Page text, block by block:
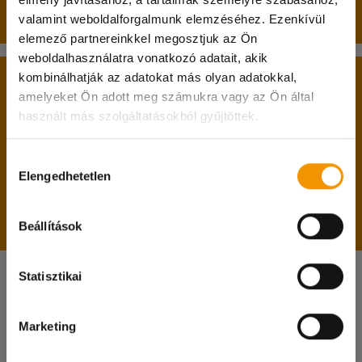
valamint weboldalforgalmunk elemzéséhez. Ezenkívül
elemező partnereinkkel megosztjuk az Ön
weboldalhasználatra vonatkozó adatait, akik
kombinálhatják az adatokat más olyan adatokkal,
amelyeket Ön adott meg számukra vagy az Ön által
használt más szolgáltatásokból gyűjtöttek.
kiválasztása
Elengedhetetlen
Beállítások
Statisztikai
Marketing
Kedves Diákok!
A 08.08-i munkanapon irodánk zárva tart és
Megértéseteket köszönjük!
Passzív féléves hallgatók jelentkezését is várjuk!
A belépéshez feltétlenül hozd magaddal:
személyi igazolványodat;
lakcímkártyádat;
adókártyádat;
magyarországi bankszámlaszámodat.